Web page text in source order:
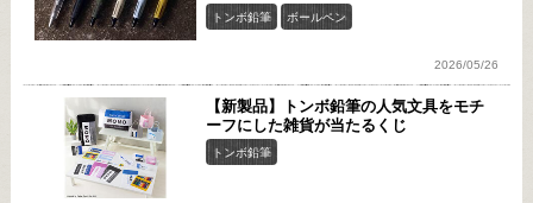
トンボ鉛筆 ボールペン
2026/05/26
【新製品】トンボ鉛筆の人気文具をモチ
ーフにした雑貨が当たるくじ
トンボ鉛筆